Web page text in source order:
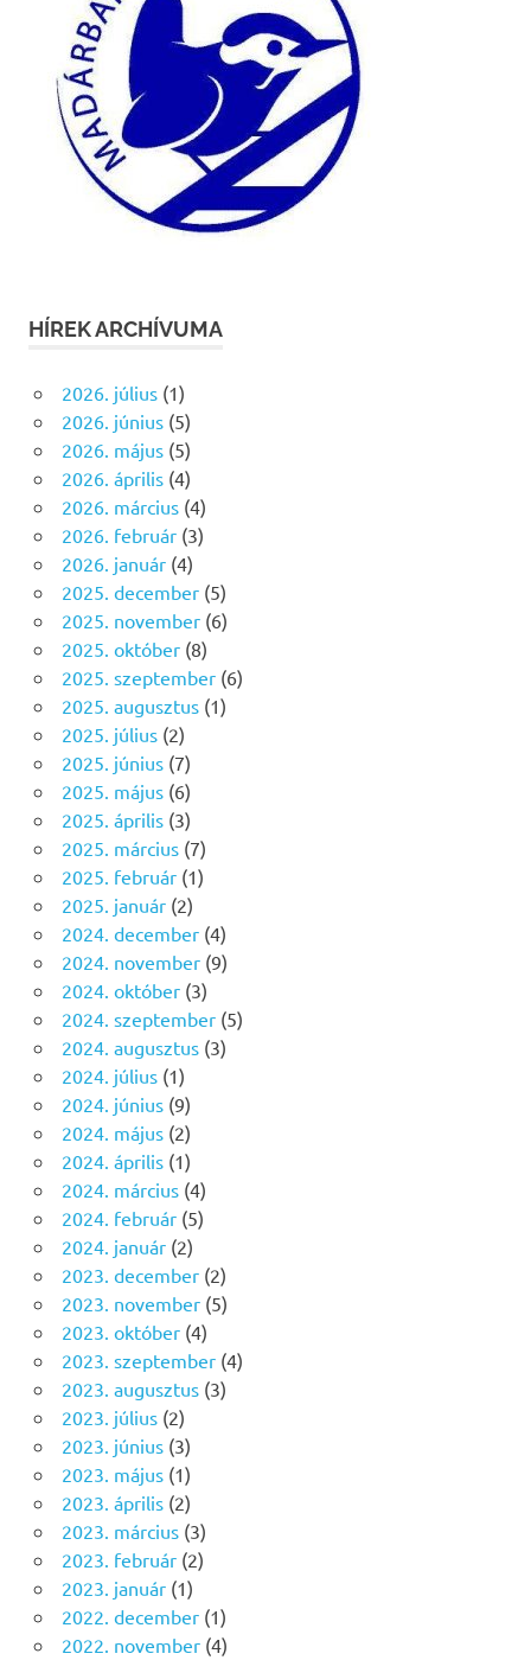
HÍREK ARCHÍVUMA
2026. július(1)
2026. június(5)
2026. május(5)
2026. április(4)
2026. március(4)
2026. február(3)
2026. január(4)
2025. december(5)
2025. november(6)
2025. október(8)
2025. szeptember(6)
2025. augusztus(1)
2025. július(2)
2025. június(7)
2025. május(6)
2025. április(3)
2025. március(7)
2025. február(1)
2025. január(2)
2024. december(4)
2024. november(9)
2024. október(3)
2024. szeptember(5)
2024. augusztus(3)
2024. július(1)
2024. június(9)
2024. május(2)
2024. április(1)
2024. március(4)
2024. február(5)
2024. január(2)
2023. december(2)
2023. november(5)
2023. október(4)
2023. szeptember(4)
2023. augusztus(3)
2023. július(2)
2023. június(3)
2023. május(1)
2023. április(2)
2023. március(3)
2023. február(2)
2023. január(1)
2022. december(1)
2022. november(4)